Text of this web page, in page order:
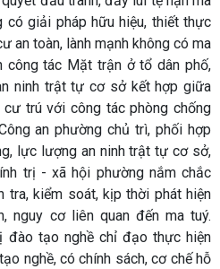
có giải pháp hữu hiệu, thiết thực
an toàn, lành mạnh không có ma
công tác Mặt trận ở tổ dân phố,
ninh trật tự cơ sở kết hợp giữa
cư trú với công tác phòng chống
an phường chủ trì, phối hợp
lực lượng an ninh trật tự cơ sở,
trị - xã hội phường nắm chắc
tra, kiểm soát, kịp thời phát hiện
nguy cơ liên quan đến ma tuý.
tạo nghề chỉ đạo thực hiện
nghề, có chính sách, cơ chế hỗ